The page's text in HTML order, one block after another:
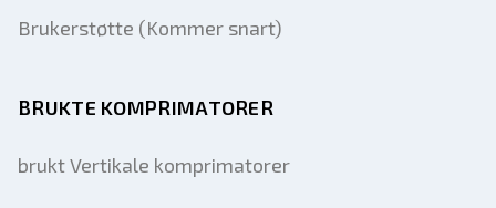
Brukerstøtte (Kommer snart)
BRUKTE KOMPRIMATORER
brukt Vertikale komprimatorer